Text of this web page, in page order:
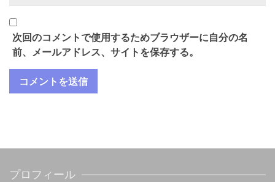
次回のコメントで使用するためブラウザーに自分の名
前、メールアドレス、サイトを保存する。
プロフィール